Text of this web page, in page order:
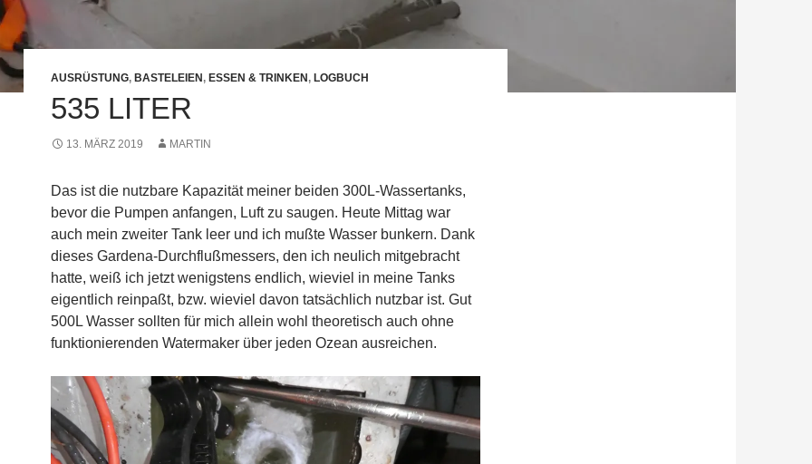
AUSRÜSTUNG, BASTELEIEN , ESSEN & TRINKEN , LOGBUCH
535 LITER
13. MÄRZ 2019 MARTIN
Das ist die nutzbare Kapazität meiner beiden 300L-Wassertanks,
bevor die Pumpen anfangen, Luft zu saugen. Heute Mittag war
auch mein zweiter Tank leer und ich mußte Wasser bunkern. Dank
dieses Gardena-Durchflußmessers, den ich neulich mitgebracht
hatte, weiß ich jetzt wenigstens endlich, wieviel in meine Tanks
eigentlich reinpaßt, bzw. wieviel davon tatsächlich nutzbar ist. Gut
500L Wasser sollten für mich allein wohl theoretisch auch ohne
funktionierenden Watermaker über jeden Ozean ausreichen.